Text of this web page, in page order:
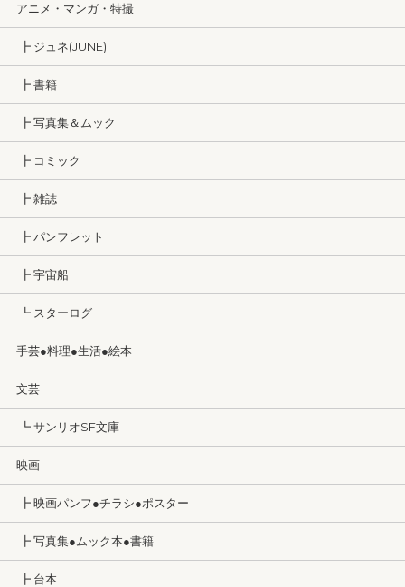
アニメ・マンガ・特撮
┣ ジュネ(JUNE)
┣ 書籍
┣ 写真集＆ムック
┣ コミック
┣ 雑誌
┣ パンフレット
┣ 宇宙船
┗ スターログ
手芸●料理●生活●絵本
文芸
┗ サンリオSF文庫
映画
┣ 映画パンフ●チラシ●ポスター
┣ 写真集●ムック本●書籍
┣ 台本